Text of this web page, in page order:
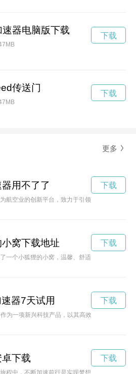
器电脑版下载 下载
传送门 下载
更多
用不了了
航空业的创新平台，致力于引领未来航空业的
下载
窝下载地址
一个小狐狸的小窝，温馨、舒适，给读者带来一
下载
器7天试用
为一项新兴科技产品，以其高效能源和环保节
下载
下载
程中，不断加速前行是实现梦想的关键。无论
下载